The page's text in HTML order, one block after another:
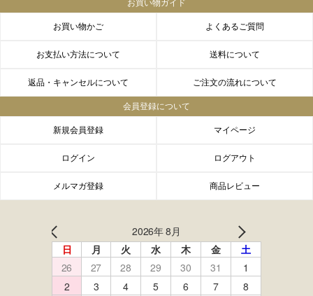
お買い物ガイド
お買い物かご よくあるご質問
お支払い方法について 送料について
返品・キャンセルについて ご注文の流れについて
会員登録について
新規会員登録 マイページ
ログイン ログアウト
メルマガ登録 商品レビュー